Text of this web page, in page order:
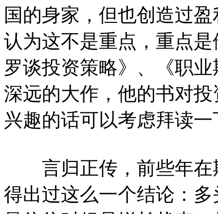
国的身家，但也创造过
认为这不是重点，重点
罗谈投资策略》、《职
深远的大作，他的书对
兴趣的话可以考虑拜读
言归正传，前些年在
得出过这么一个结论：